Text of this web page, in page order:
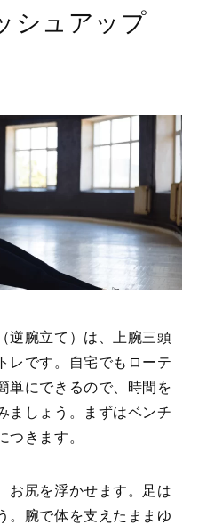
シュアップ
逆腕立て）は、上腕三頭
レです。自宅でもローテ
単にできるので、時間を
ましょう。まずはベンチ
つきます。
お尻を浮かせます。足は
。腕で体を支えたままゆ